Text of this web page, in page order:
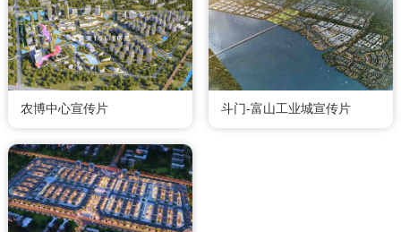
农博中心宣传片 斗门-富山工业城宣传片